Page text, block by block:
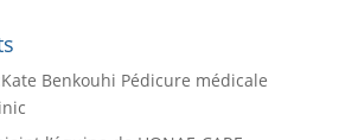
Benkouhi Pédicure médicale